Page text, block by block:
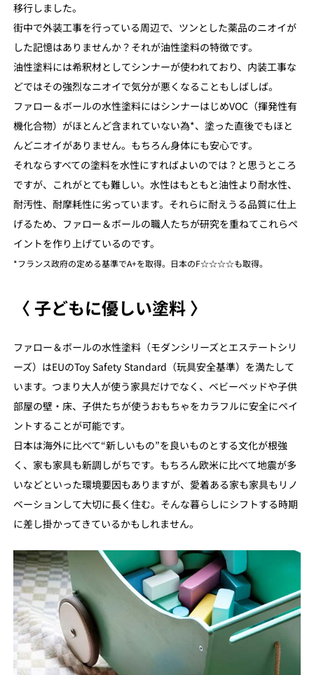
移行しました。
街中で外装工事を行っている周辺で、ツンとした薬品のニオイが
した記憶はありませんか？それが油性塗料の特徴です。
油性塗料には希釈材としてシンナーが使われており、内装工事な
どではその強烈なニオイで気分が悪くなることもしばしば。
ファロー＆ボールの水性塗料にはシンナーはじめVOC（揮発性有
機化合物）がほとんど含まれていない為*、塗った直後でもほと
んどニオイがありません。もちろん身体にも安心です。
それならすべての塗料を水性にすればよいのでは？と思うところ
ですが、これがとても難しい。水性はもともと油性より耐水性、
耐汚性、耐摩耗性に劣っています。それらに耐えうる品質に仕上
げるため、ファロー＆ボールの職人たちが研究を重ねてこれらペ
イントを作り上げているのです。
*フランス政府の定める基準でA+を取得。日本のF☆☆☆☆も取得。
〈 子どもに優しい塗料 〉
ファロー＆ボールの水性塗料（モダンシリーズとエステートシリ
ーズ）はEUのToy Safety Standard（玩具安全基準）を満たして
います。つまり大人が使う家具だけでなく、ベビーベッドや子供
部屋の壁・床、子供たちが使うおもちゃをカラフルに安全にペイ
ントすることが可能です。
日本は海外に比べて“新しいもの”を良いものとする文化が根強
く、家も家具も新調しがちです。もちろん欧米に比べて地震が多
いなどといった環境要因もありますが、愛着ある家も家具もリノ
ベーションして大切に長く住む。そんな暮らしにシフトする時期
に差し掛かってきているかもしれません。